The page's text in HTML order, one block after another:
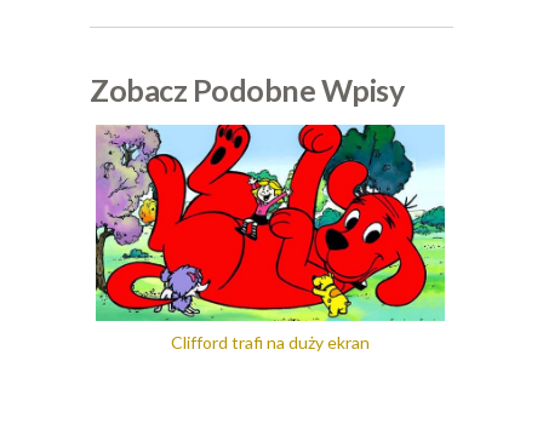
Zobacz Podobne Wpisy
Clifford trafi na duży ekran